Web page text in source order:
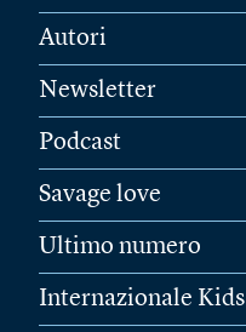
Autori
Newsletter
Podcast
Savage love
Ultimo numero
Internazionale Kids